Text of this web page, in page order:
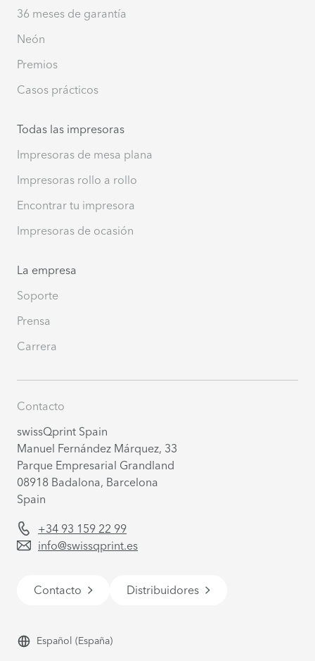
36 meses de garantía
Neón
Premios
Casos prácticos
Todas las impresoras
Impresoras de mesa plana
Impresoras rollo a rollo
Encontrar tu impresora
Impresoras de ocasión
La empresa
Soporte
Prensa
Carrera
Contacto
swissQprint Spain
Manuel Fernández Márquez, 33
Parque Empresarial Grandland
08918 Badalona, Barcelona
Spain
+34 93 159 22 99
info@swissqprint.es
Contacto Distribuidores
Español (España)